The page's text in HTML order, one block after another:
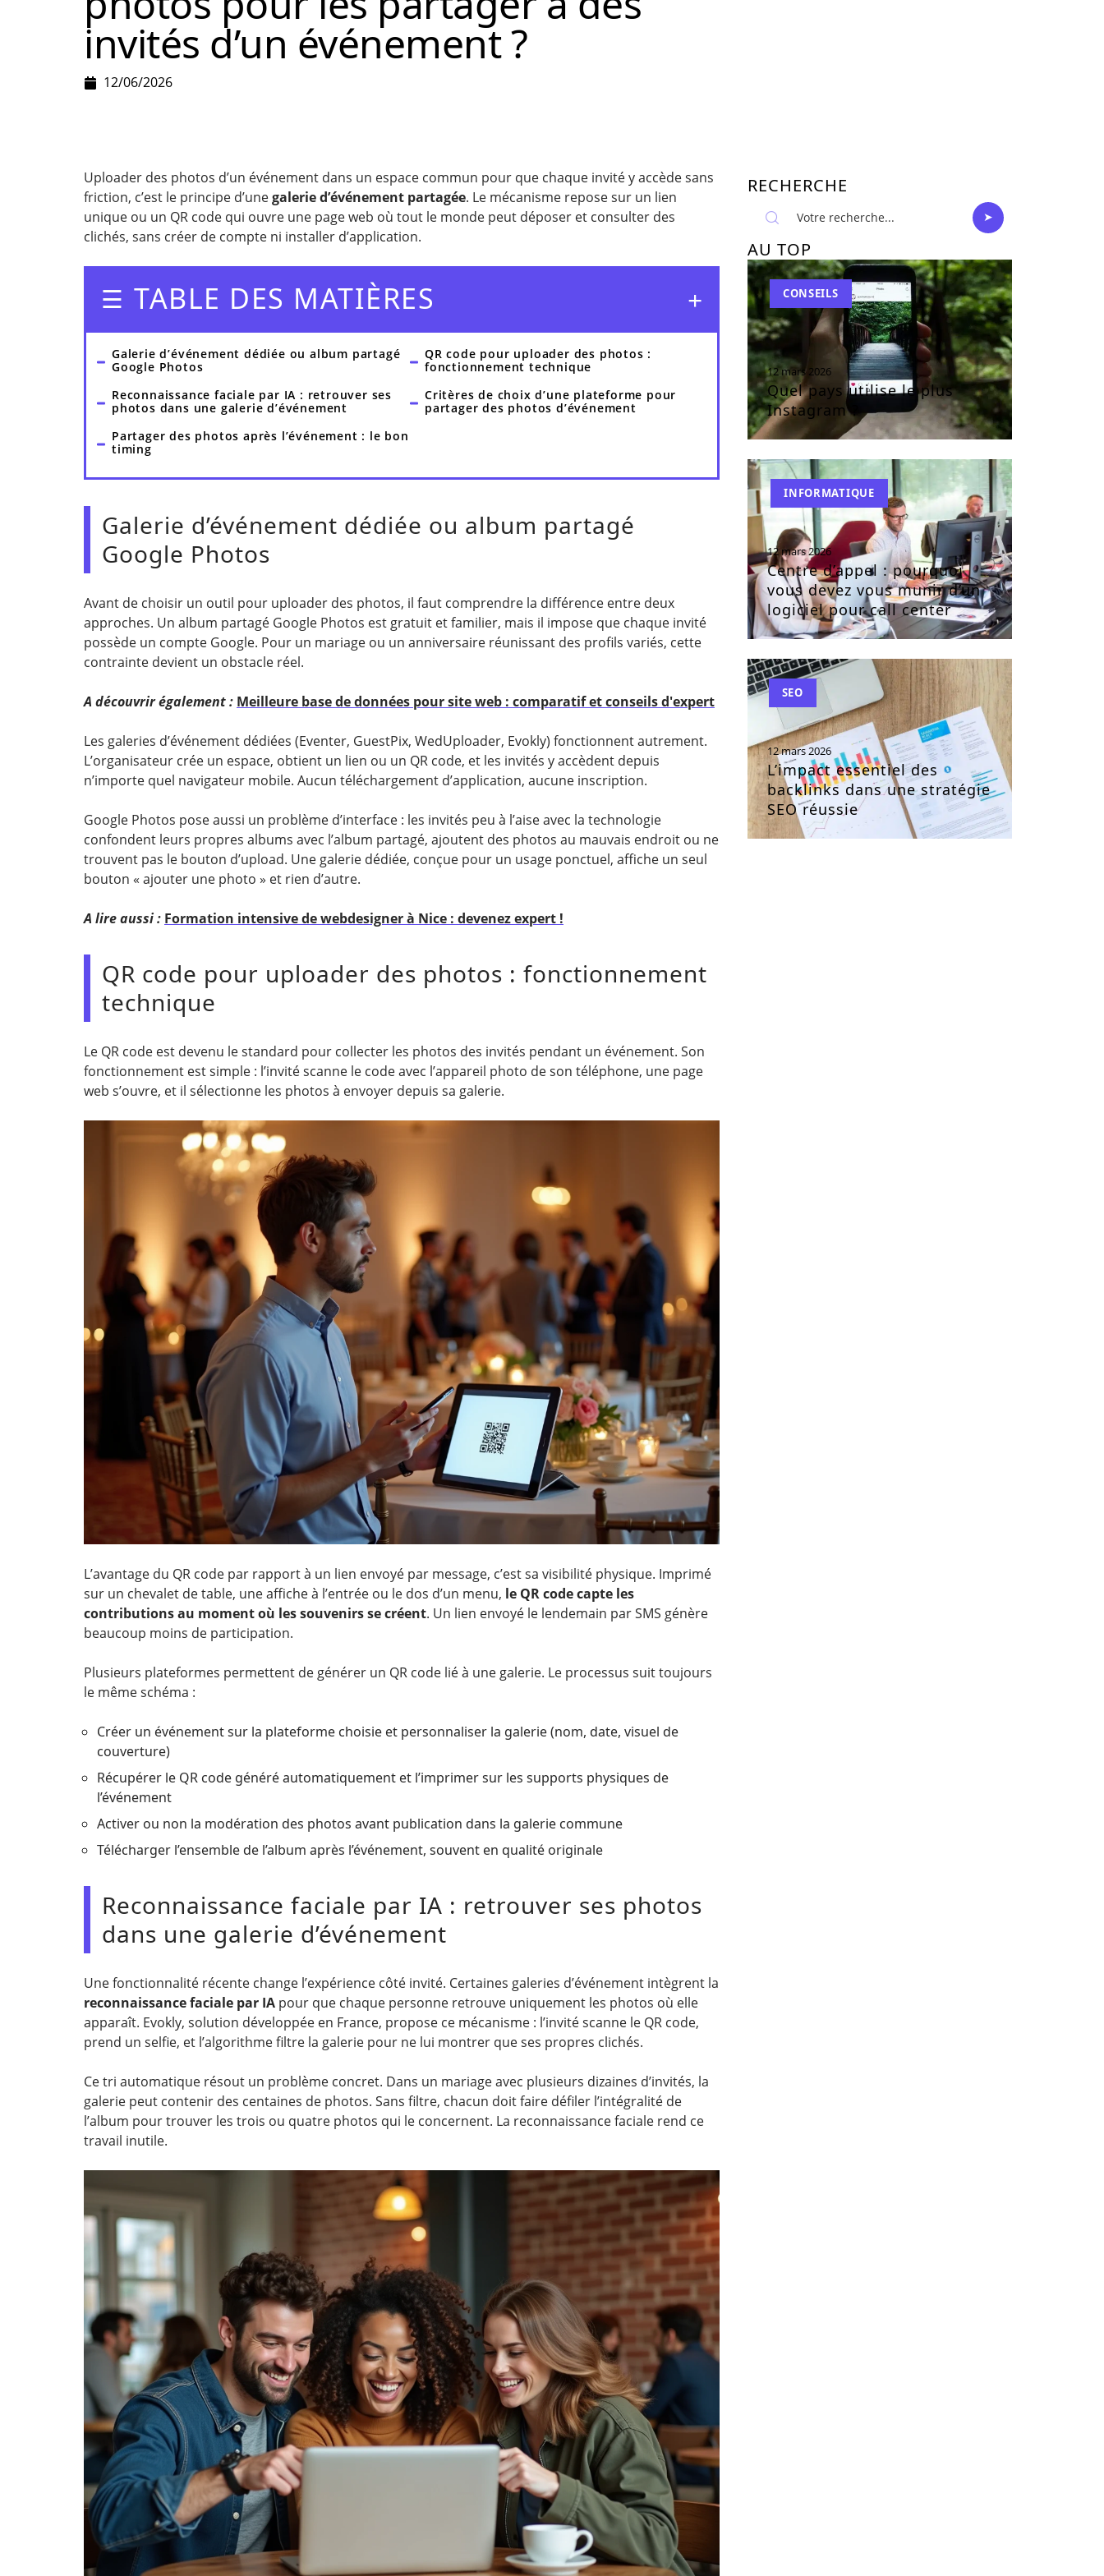
invités d’un événement ?
12/06/2026
Uploader des photos d’un événement dans un espace commun pour que chaque invité y accède sans
friction, c’est le principe d’unegalerie d’événement partagée. Le mécanisme repose sur un lien
unique ou un QR code qui ouvre une page web où tout le monde peut déposer et consulter des
clichés, sans créer de compte ni installer d’application.
TABLE DES MATIÈRES
Galerie d’événement dédiée ou album partagé
Google Photos
QR code pour uploader des photos :
fonctionnement technique
Reconnaissance faciale par IA : retrouver ses
photos dans une galerie d’événement
Critères de choix d’une plateforme pour
partager des photos d’événement
Partager des photos après l’événement : le bon
timing
Galerie d’événement dédiée ou album partagé
Google Photos
Avant de choisir un outil pour uploader des photos, il faut comprendre la différence entre deux
approches. Un album partagé Google Photos est gratuit et familier, mais il impose que chaque invité
possède un compte Google. Pour un mariage ou un anniversaire réunissant des profils variés, cette
contrainte devient un obstacle réel.
A découvrir également : Meilleure base de données pour site web : comparatif et conseils d'expert
Les galeries d’événement dédiées (Eventer, GuestPix, WedUploader, Evokly) fonctionnent autrement.
L’organisateur crée un espace, obtient un lien ou un QR code, et les invités y accèdent depuis
n’importe quel navigateur mobile. Aucun téléchargement d’application, aucune inscription.
Google Photos pose aussi un problème d’interface : les invités peu à l’aise avec la technologie
confondent leurs propres albums avec l’album partagé, ajoutent des photos au mauvais endroit ou ne
trouvent pas le bouton d’upload. Une galerie dédiée, conçue pour un usage ponctuel, affiche un seul
bouton « ajouter une photo » et rien d’autre.
A lire aussi : Formation intensive de webdesigner à Nice : devenez expert !
QR code pour uploader des photos : fonctionnement
technique
Le QR code est devenu le standard pour collecter les photos des invités pendant un événement. Son
fonctionnement est simple : l’invité scanne le code avec l’appareil photo de son téléphone, une page
web s’ouvre, et il sélectionne les photos à envoyer depuis sa galerie.
L’avantage du QR code par rapport à un lien envoyé par message, c’est sa visibilité physique. Imprimé
sur un chevalet de table, une affiche à l’entrée ou le dos d’un menu, le QR code capte les
contributions au moment où les souvenirs se créent. Un lien envoyé le lendemain par SMS génère
beaucoup moins de participation.
Plusieurs plateformes permettent de générer un QR code lié à une galerie. Le processus suit toujours
le même schéma :
Créer un événement sur la plateforme choisie et personnaliser la galerie (nom, date, visuel de
couverture)
Récupérer le QR code généré automatiquement et l’imprimer sur les supports physiques de
l’événement
Activer ou non la modération des photos avant publication dans la galerie commune
Télécharger l’ensemble de l’album après l’événement, souvent en qualité originale
Reconnaissance faciale par IA : retrouver ses photos
dans une galerie d’événement
Une fonctionnalité récente change l’expérience côté invité. Certaines galeries d’événement intègrent la
reconnaissance faciale par IA pour que chaque personne retrouve uniquement les photos où elle
apparaît. Evokly, solution développée en France, propose ce mécanisme : l’invité scanne le QR code,
prend un selfie, et l’algorithme filtre la galerie pour ne lui montrer que ses propres clichés.
Ce tri automatique résout un problème concret. Dans un mariage avec plusieurs dizaines d’invités, la
galerie peut contenir des centaines de photos. Sans filtre, chacun doit faire défiler l’intégralité de
l’album pour trouver les trois ou quatre photos qui le concernent. La reconnaissance faciale rend ce
travail inutile.
RECHERCHE
AU TOP
CONSEILS
12 mars 2026
Quel pays utilise le plus
Instagram ?
INFORMATIQUE
12 mars 2026
Centre d’appel : pourquoi
vous devez vous munir d’un
logiciel pour call center
SEO
12 mars 2026
L’impact essentiel des
backlinks dans une stratégie
SEO réussie